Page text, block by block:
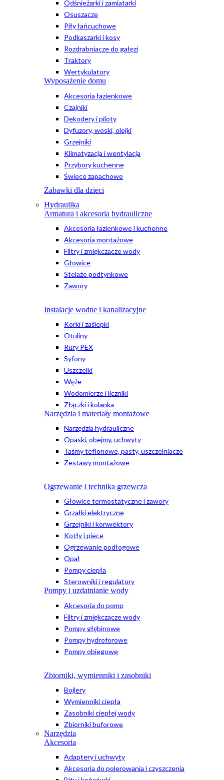
Odśnieżarki i zamiatarki
Osuszacze
Piły łańcuchowe
Podkaszarki i kosy
Rozdrabniacze do gałęzi
Traktory
Wertykulatory
Wyposażenie domu
Akcesoria łazienkowe
Czajniki
Dekodery i piloty
Dyfuzory, woski, olejki
Grzejniki
Klimatyzacja i wentylacja
Przybory kuchenne
Świece zapachowe
Zabawki dla dzieci
Hydraulika
Armatura i akcesoria hydrauliczne
Akcesoria łazienkowe i kuchenne
Akcesoria montażowe
Filtry i zmiękczacze wody
Głowice
Stelaże podtynkowe
Zawory
Instalacje wodne i kanalizacyjne
Korki i zaślepki
Otuliny
Rury PEX
Syfony
Uszczelki
Węże
Wodomierze i liczniki
Złączki i kolanka
Narzędzia i materiały montażowe
Narzędzia hydrauliczne
Opaski, obejmy, uchwyty
Taśmy teflonowe, pasty, uszczelniacze
Zestawy montażowe
Ogrzewanie i technika grzewcza
Głowice termostatyczne i zawory
Grzałki elektryczne
Grzejniki i konwektory
Kotły i piece
Ogrzewanie podłogowe
Opał
Pompy ciepła
Sterowniki i regulatory
Pompy i uzdatnianie wody
Akcesoria do pomp
Filtry i zmiękczacze wody
Pompy głębinowe
Pompy hydroforowe
Pompy obiegowe
Zbiorniki, wymienniki i zasobniki
Bojlery
Wymienniki ciepła
Zasobniki ciepłej wody
Zbiorniki buforowe
Narzędzia
Akcesoria
Adaptery i uchwyty
Akcesoria do polerowania i czyszczenia